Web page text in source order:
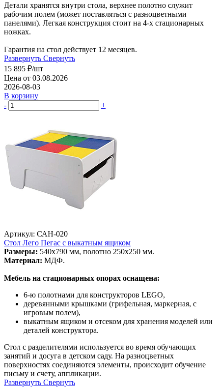
Детали хранятся внутри стола, верхнее полотно служит
рабочим полем (может поставляться с разноцветными
панелями). Легкая конструкция стоит на 4-х стационарных
ножках.
Гарантия на стол действует 12 месяцев.
Развернуть Свернуть
15 895 ₽/шт
Цена от 03.08.2026
2026-08-03
В корзину
-
+
Артикул: САН-020
Стол Лего Пегас с выкатным ящиком
Размеры: 540х790 мм, полотно 250х250 мм.
Материал: МДФ.
Мебель на стационарных опорах оснащена:
6-ю полотнами для конструкторов LEGO,
деревянными крышками (грифельная, маркерная, с
игровым полем),
выкатным ящиком и отсеком для хранения моделей или
деталей конструктора.
Стол с разделителями используется во время обучающих
занятий и досуга в детском саду. На разноцветных
поверхностях соединяются элементы, происходит обучение
письму и счету, аппликации.
Развернуть Свернуть